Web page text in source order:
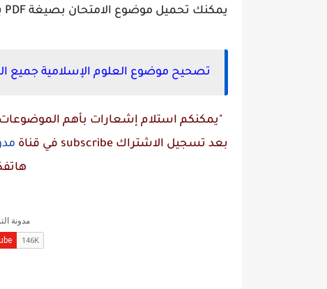
يمكنك تحميل موضوع الامتحان بصيغة PDF بالضغط على زر تحميل في الأسفل :
تصحيح موضوع العلوم الإسلامية جميع
"يمكنكم استلام إشعارات بأهم الموضوعات
بعد تسجيل الاشتراكsubscribe في قناة